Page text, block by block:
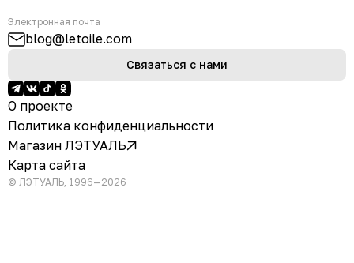
Электронная почта
blog@letoile.com
Связаться с нами
О проекте
Политика конфиденциальности
Магазин ЛЭТУАЛЬ
Карта сайта
© ЛЭТУАЛЬ, 1996—2026